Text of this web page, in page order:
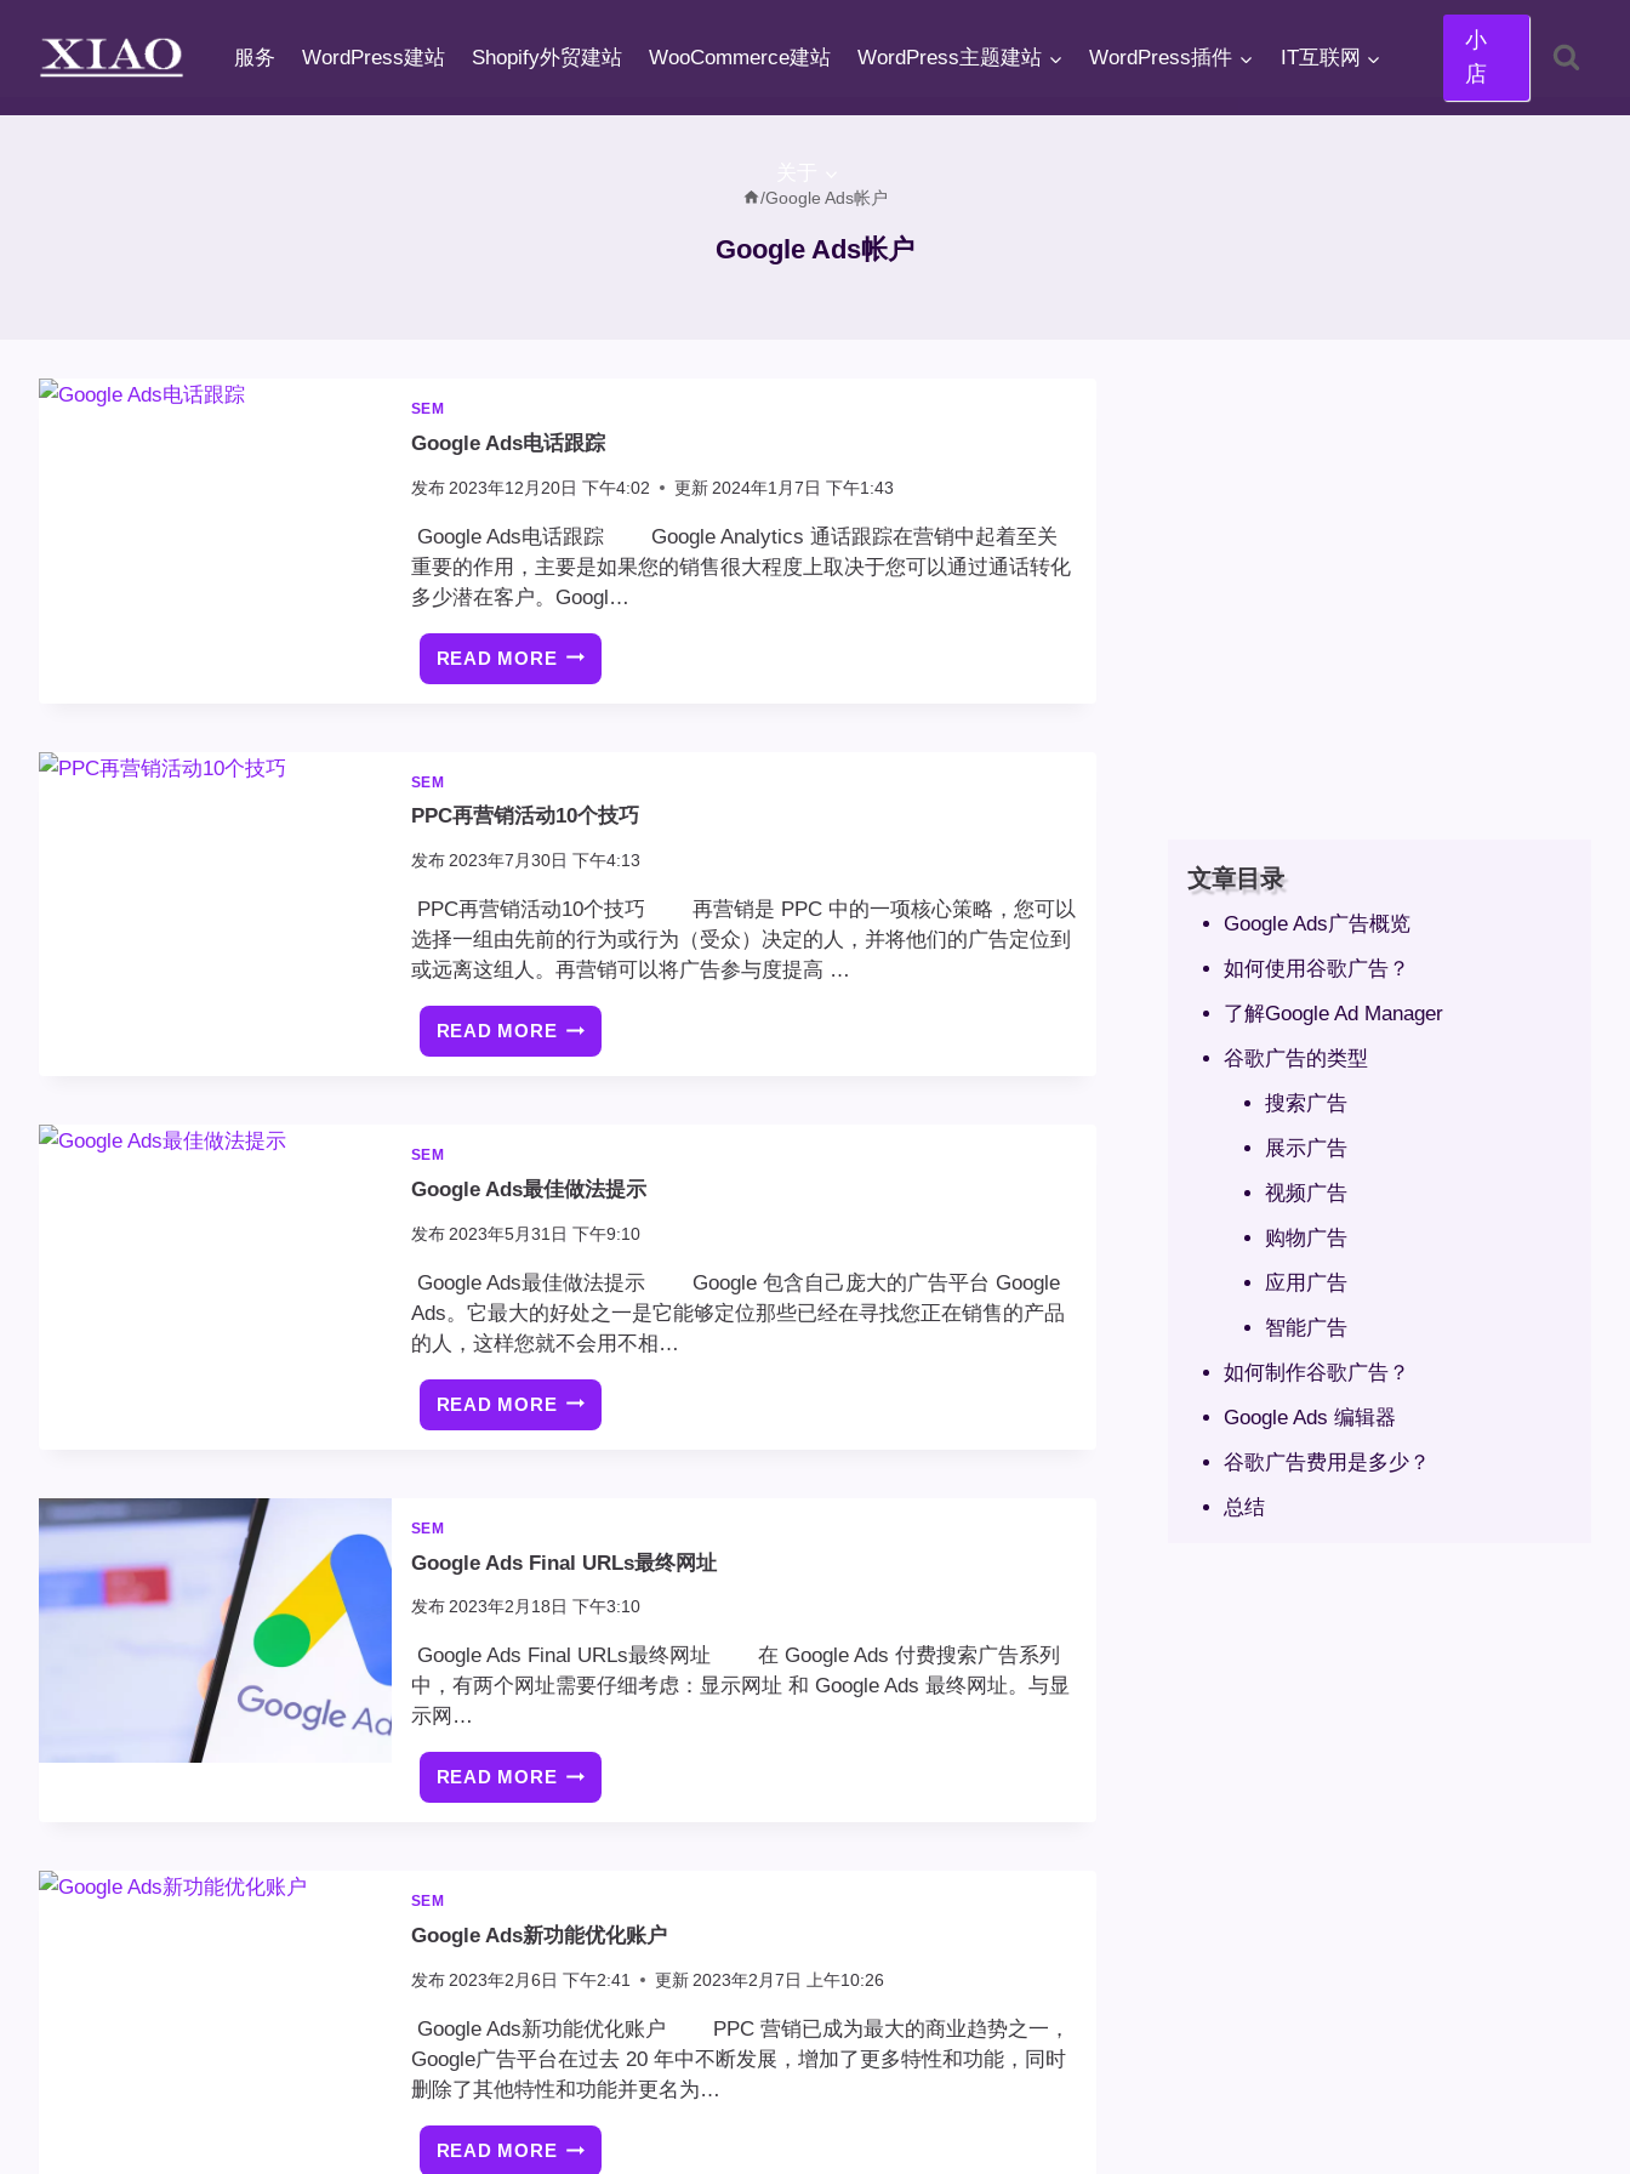
容
服务 WordPress建站 Shopify外贸建站 WooCommerce建站 WordPress主题建站 WordPress插件 IT互联网
小
店
/Google Ads帐户
Google Ads帐户
SEM
Google Ads电话跟踪
发布 2023年12月20日 下午4:02 更新 2024年1月7日 下午1:43
Google Ads电话跟踪 Google Analytics 通话跟踪在营销中起着至关
重要的作用，主要是如果您的销售很大程度上取决于您可以通过通话转化
多少潜在客户。Googl…
READ MORE GOOGLE
ADS
SEM
PPC再营销活动10个技巧
发布 2023年7月30日 下午4:13
PPC再营销活动10个技巧 再营销是 PPC 中的一项核心策略，您可以
选择一组由先前的行为或行为（受众）决定的人，并将他们的广告定位到
或远离这组人。再营销可以将广告参与度提高 …
READ MORE PPC
再
10
技
巧
SEM
Google Ads最佳做法提示
发布 2023年5月31日 下午9:10
Google Ads最佳做法提示 Google 包含自己庞大的广告平台 Google
Ads。它最大的好处之一是它能够定位那些已经在寻找您正在销售的产品
的人，这样您就不会用不相…
READ MORE GOOGLE
ADS
提
SEM
Google Ads Final URLs最终网址
发布 2023年2月18日 下午3:10
Google Ads Final URLs最终网址 在 Google Ads 付费搜索广告系列
中，有两个网址需要仔细考虑：显示网址 和 Google Ads 最终网址。与显
示网…
READ MORE GOOGLE
ADS
网
SEM
Google Ads新功能优化账户
发布 2023年2月6日 下午2:41 更新 2023年2月7日 上午10:26
Google Ads新功能优化账户 PPC 营销已成为最大的商业趋势之一，
Google广告平台在过去 20 年中不断发展，增加了更多特性和功能，同时
删除了其他特性和功能并更名为…
READ MORE GOOGLE
文章目录
Google Ads广告概览
如何使用谷歌广告？
了解Google Ad Manager
谷歌广告的类型
搜索广告
展示广告
视频广告
购物广告
应用广告
智能广告
如何制作谷歌广告？
Google Ads 编辑器
谷歌广告费用是多少？
总结